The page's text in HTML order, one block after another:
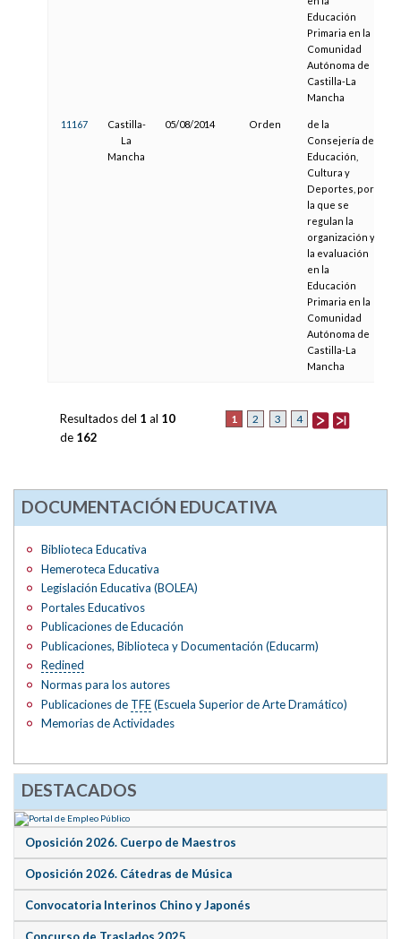
Educación
Primaria en la
Comunidad
Autónoma de
Castilla-La
Mancha
11167
Castilla-
La
Mancha
05/08/2014 Orden
de la
Consejería de
Educación,
Cultura y
Deportes, por
la que se
regulan la
organización y
la evaluación
en la
Educación
Primaria en la
Comunidad
Autónoma de
Castilla-La
Mancha
1 2 3 4
Resultados del 1 al 10
de 162
DOCUMENTACIÓN EDUCATIVA
Biblioteca Educativa
Hemeroteca Educativa
Legislación Educativa (BOLEA)
Portales Educativos
Publicaciones de Educación
Publicaciones, Biblioteca y Documentación (Educarm)
Redined
Normas para los autores
Publicaciones de TFE(Escuela Superior de Arte Dramático)
Memorias de Actividades
DESTACADOS
Oposición 2026. Cuerpo de Maestros
Oposición 2026. Cátedras de Música
Convocatoria Interinos Chino y Japonés
Concurso de Traslados 2025